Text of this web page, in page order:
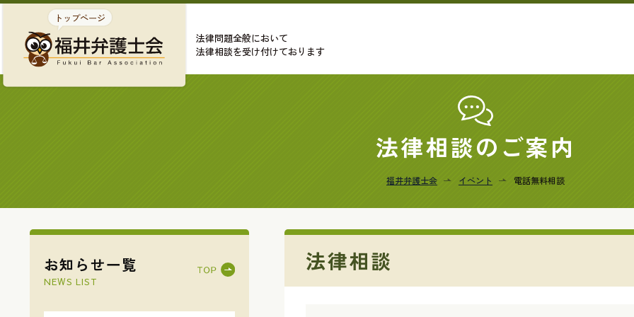
法律問題全般において
法律相談を受け付けております
法律相談のご案内
福井弁護士会 イベント 電話無料相談
お知らせ一覧
NEWS LIST
法律相談